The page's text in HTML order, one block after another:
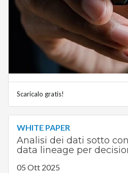
Scaricalo gratis!
WHITE PAPER
Analisi dei dati sotto
data lineage per
05 Ott 2025